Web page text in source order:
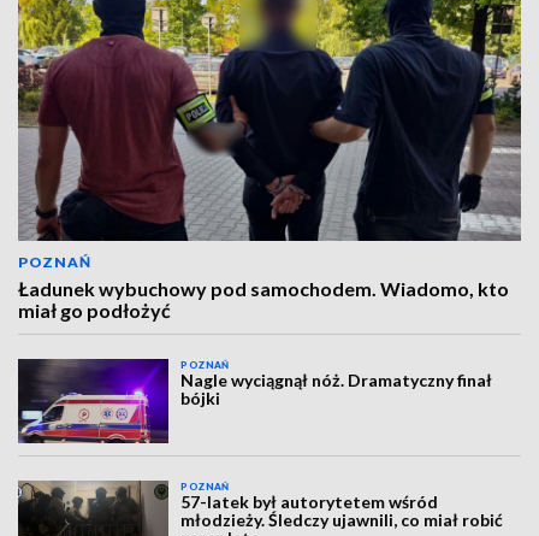
POZNAŃ
Ładunek wybuchowy pod samochodem. Wiadomo, kto
miał go podłożyć
POZNAŃ
Nagle wyciągnął nóż. Dramatyczny finał
bójki
POZNAŃ
57-latek był autorytetem wśród
młodzieży. Śledczy ujawnili, co miał robić